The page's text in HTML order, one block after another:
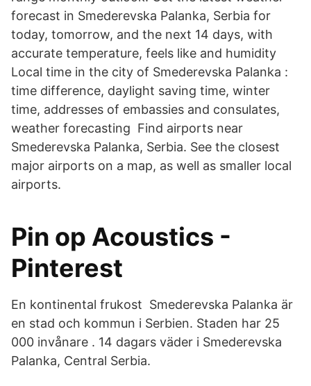
forecast in Smederevska Palanka, Serbia for
today, tomorrow, and the next 14 days, with
accurate temperature, feels like and humidity
Local time in the city of Smederevska Palanka :
time difference, daylight saving time, winter
time, addresses of embassies and consulates,
weather forecasting Find airports near
Smederevska Palanka, Serbia. See the closest
major airports on a map, as well as smaller local
airports.
Pin op Acoustics -
Pinterest
En kontinental frukost Smederevska Palanka är
en stad och kommun i Serbien. Staden har 25
000 invånare . 14 dagars väder i Smederevska
Palanka, Central Serbia.